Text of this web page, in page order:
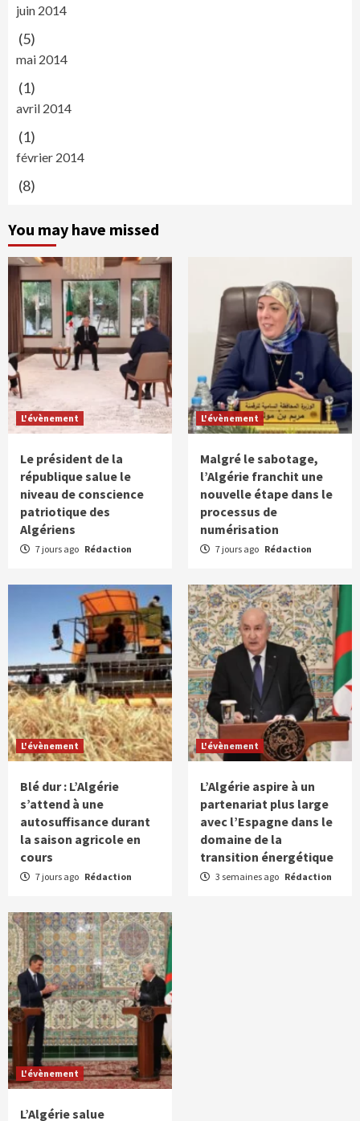
juin 2014
(5)
mai 2014
(1)
avril 2014
(1)
février 2014
(8)
You may have missed
L'évènement
Le président de la
république salue le
niveau de conscience
patriotique des
Algériens
7 jours ago Rédaction
L'évènement
Malgré le sabotage,
l’Algérie franchit une
nouvelle étape dans le
processus de
numérisation
7 jours ago Rédaction
L'évènement
Blé dur : L’Algérie
s’attend à une
autosuffisance durant
la saison agricole en
cours
7 jours ago Rédaction
L'évènement
L’Algérie aspire à un
partenariat plus large
avec l’Espagne dans le
domaine de la
transition énergétique
3 semaines ago Rédaction
L'évènement
L’Algérie salue